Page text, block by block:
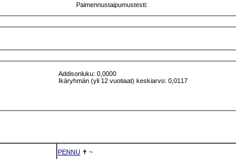
Paimennustaipumustesti:
Addisonluku: 0,0000
Ikäryhmän (yli 12 vuotiaat) keskiarvo: 0,0117
PENNU ✝ ~